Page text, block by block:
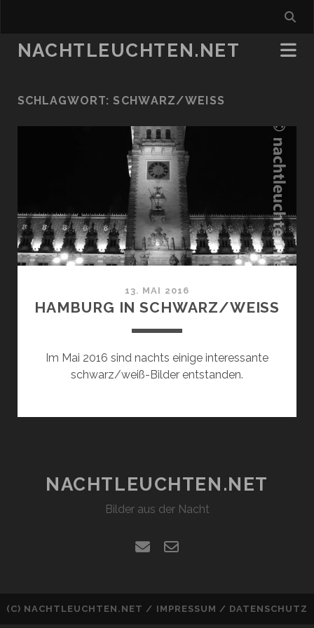
NACHTLEUCHTEN.NET
SCHLAGWORT:SCHWARZ/WEISS
13. MAI 2016
HAMBURG IN SCHWARZ/WEISS
Im Mai 2016 sind nachts einige interessante
schwarz/weiß-Bilder entstanden.
NACHTLEUCHTEN.NET
Bilder aus der Nacht
emailemail-
(C) NACHTLEUCHTEN.NET / IMPRESSUM / DATENSCHUTZ